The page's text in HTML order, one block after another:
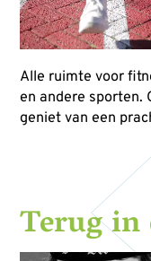
Alle ruimte voor
en andere sporten.
geniet van een
Terug